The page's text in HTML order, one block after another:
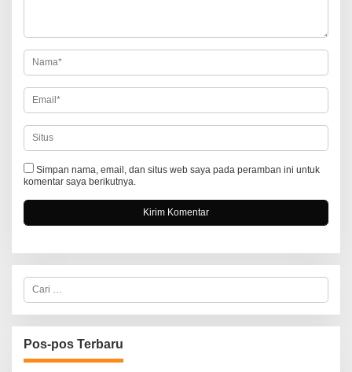
s
Simpan nama, email, dan situs web saya pada peramban ini untuk
komentar saya berikutnya.
C
r
i
u
n
u
Pos-pos Terbaru